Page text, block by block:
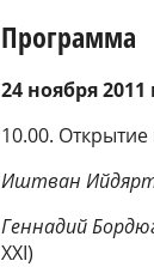
Программа
24 ноября2011
10.00.
Иштван
Геннадий
XXI)